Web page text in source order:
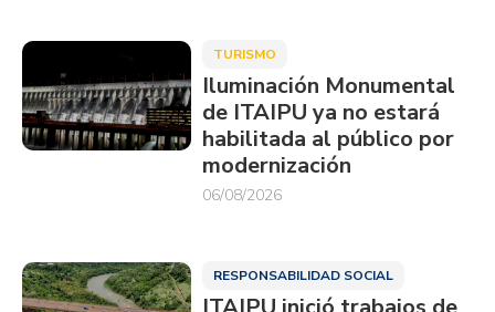
TURISMO
Iluminación Monumental
de ITAIPU ya no estará
habilitada al público por
modernización
06/08/2026
RESPONSABILIDAD SOCIAL